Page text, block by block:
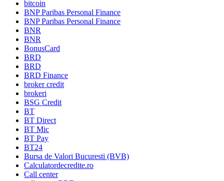
bitcoin
BNP Paribas Personal Finance
BNP Paribas Personal Finance
BNR
BNR
BonusCard
BRD
BRD
BRD Finance
broker credit
brokeri
BSG Credit
BT
BT Direct
BT Mic
BT Pay
BT24
Bursa de Valori Bucuresti (BVB)
Calculatordecredite.ro
Call center